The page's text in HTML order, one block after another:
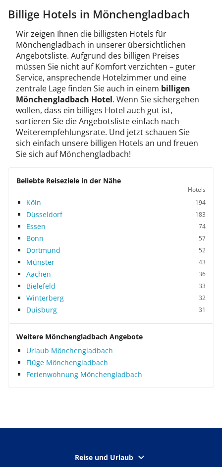
Billige Hotels in Mönchengladbach
Wir zeigen Ihnen die billigsten Hotels für
Mönchengladbach in unserer übersichtlichen
Angebotsliste. Aufgrund des billigen Preises
müssen Sie nicht auf Komfort verzichten – guter
Service, ansprechende Hotelzimmer und eine
zentrale Lage finden Sie auch in einem billigen
Mönchengladbach Hotel. Wenn Sie sichergehen
wollen, dass ein billiges Hotel auch gut ist,
sortieren Sie die Angebotsliste einfach nach
Weiterempfehlungsrate. Und jetzt schauen Sie
sich einfach unsere billigen Hotels an und freuen
Sie sich auf Mönchengladbach!
Beliebte Reiseziele in der Nähe
Hotels
Köln 194
Düsseldorf 183
Essen 74
Bonn 57
Dortmund 52
Münster 43
Aachen 36
Bielefeld 33
Winterberg 32
Duisburg 31
Weitere Mönchengladbach Angebote
Urlaub Mönchengladbach
Flüge Mönchengladbach
Ferienwohnung Mönchengladbach
Reise und Urlaub